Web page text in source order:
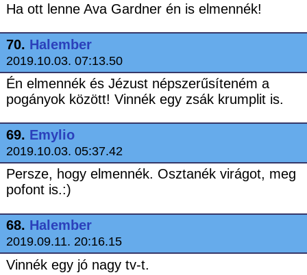
Ha ott lenne Ava Gardner én is elmennék!
70. Halember
2019.10.03. 07:13.50
Én elmennék és Jézust népszerűsíteném a
pogányok között! Vinnék egy zsák krumplit is.
69. Emylio
2019.10.03. 05:37.42
Persze, hogy elmennék. Osztanék virágot, meg
pofont is.:)
68. Halember
2019.09.11. 20:16.15
Vinnék egy jó nagy tv-t.